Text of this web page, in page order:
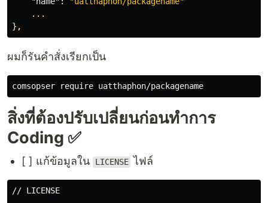
...
} ,
ผมก็รันคำสั่งเรียกเป็น
สิ่งที่ต้องปรับเปลี่ยนก่อนทำการ
Coding ✅
[ ] แก้ข้อมูลใน LICENSE ไฟล์
// LICENSE